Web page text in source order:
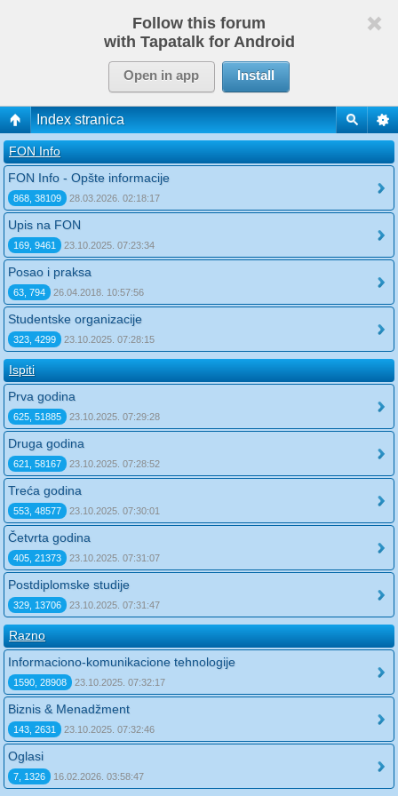
Follow this forum
with Tapatalk for Android
Open in app Install
Index stranica
FON Info
FON Info - Opšte informacije
868, 38109 28.03.2026. 02:18:17
Upis na FON
169, 9461 23.10.2025. 07:23:34
Posao i praksa
63, 794 26.04.2018. 10:57:56
Studentske organizacije
323, 4299 23.10.2025. 07:28:15
Ispiti
Prva godina
625, 51885 23.10.2025. 07:29:28
Druga godina
621, 58167 23.10.2025. 07:28:52
Treća godina
553, 48577 23.10.2025. 07:30:01
Četvrta godina
405, 21373 23.10.2025. 07:31:07
Postdiplomske studije
329, 13706 23.10.2025. 07:31:47
Razno
Informaciono-komunikacione tehnologije
1590, 28908 23.10.2025. 07:32:17
Biznis & Menadžment
143, 2631 23.10.2025. 07:32:46
Oglasi
7, 1326 16.02.2026. 03:58:47